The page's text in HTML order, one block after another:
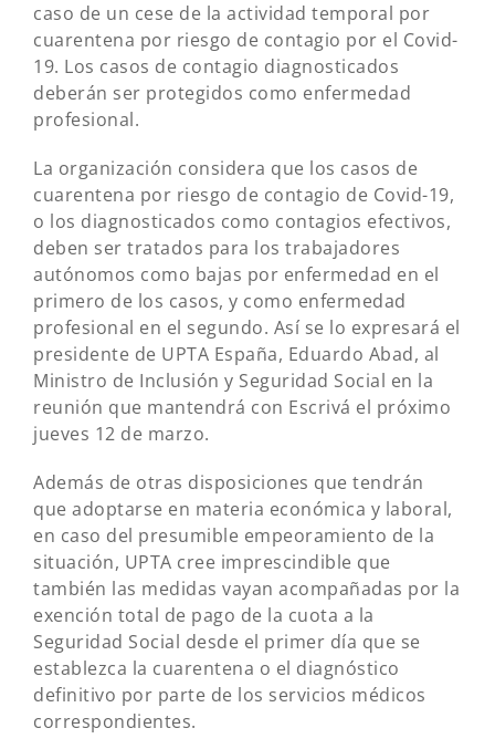
caso de un cese de la actividad temporal por
cuarentena por riesgo de contagio por el Covid-
19. Los casos de contagio diagnosticados
deberán ser protegidos como enfermedad
profesional.
La organización considera que los casos de
cuarentena por riesgo de contagio de Covid-19,
o los diagnosticados como contagios efectivos,
deben ser tratados para los trabajadores
autónomos como bajas por enfermedad en el
primero de los casos, y como enfermedad
profesional en el segundo. Así se lo expresará el
presidente de UPTA España, Eduardo Abad, al
Ministro de Inclusión y Seguridad Social en la
reunión que mantendrá con Escrivá el próximo
jueves 12 de marzo.
Además de otras disposiciones que tendrán
que adoptarse en materia económica y laboral,
en caso del presumible empeoramiento de la
situación, UPTA cree imprescindible que
también las medidas vayan acompañadas por la
exención total de pago de la cuota a la
Seguridad Social desde el primer día que se
establezca la cuarentena o el diagnóstico
definitivo por parte de los servicios médicos
correspondientes.